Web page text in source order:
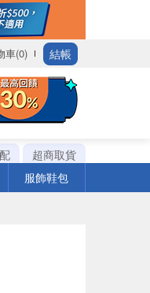
車(0) 結帳
超商取貨
服飾鞋包